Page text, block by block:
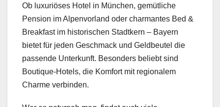
Ob luxuriöses Hotel in München, gemütliche
Pension im Alpenvorland oder charmantes Bed &
Breakfast im historischen Stadtkern – Bayern
bietet für jeden Geschmack und Geldbeutel die
passende Unterkunft. Besonders beliebt sind
Boutique-Hotels, die Komfort mit regionalem
Charme verbinden.